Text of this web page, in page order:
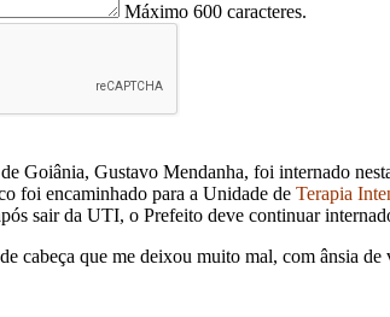
Máximo 600 caracteres.
Goiânia, Gustavo Mendanha, foi internado
foi encaminhado para a Unidade de Terapia
sair da UTI, o Prefeito deve continuar
cabeça que me deixou muito mal, com ânsia